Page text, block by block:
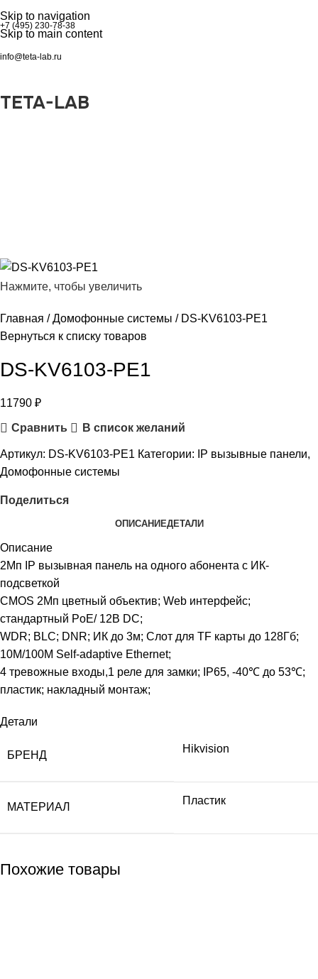
Skip to navigation
Skip to main content
+7 (495) 230-78-38
info@teta-lab.ru
TETA-LAB
Нажмите, чтобы увеличить
Главная Домофонные системы
DS-KV6103-PE1
Вернуться к списку товаров
DS-KV6103-PE1
11790 ₽
Сравнить В список желаний
Артикул: DS-KV6103-PE1 Категории: IP вызывные панели,
Домофонные системы
Поделиться
ОПИСАНИЕДЕТАЛИ
Описание
2Мп IP вызывная панель на одного абонента с ИК-
подсветкой
CMOS 2Мп цветный объектив; Web интерфейс;
стандартный PoE/ 12В DC;
WDR; BLC; DNR; ИК до 3м; Слот для TF карты до 128Гб;
10M/100M Self-adaptive Ethernet;
4 тревожные входы,1 реле для замки; IP65, -40℃ до 53℃;
пластик; накладный монтаж;
Детали
БРЕНД
Hikvision
МАТЕРИАЛ
Пластик
Похожие товары